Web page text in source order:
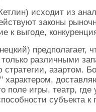
исходит из
законы
к выгоде,
предполагает,
различными
стратегии, азартом.
характером,
поле игры, театр, где
субъекта